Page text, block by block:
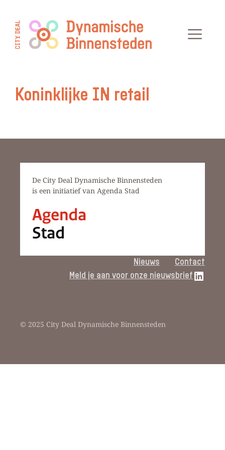
naar
inhoud
Koninklijke IN retail
De City Deal Dynamische Binnensteden
is een initiatief van Agenda Stad
Nieuws
Contact
Meld je aan voor onze nieuwsbriefLinkedIn link
© 2025 City Deal Dynamische Binnensteden